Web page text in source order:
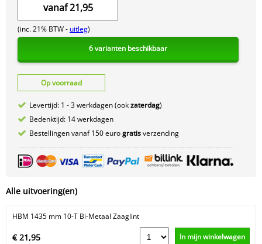
vanaf21,95
(inc. 21% BTW - uitleg)
6 varianten beschikbaar
Op voorraad
Levertijd: 1 - 3 werkdagen (ookzaterdag)
Bedenktijd: 14 werkdagen
Bestellingen vanaf 150 eurogratisverzending
Alle uitvoering(en)
HBM 1435 mm 10-T Bi-Metaal Zaaglint
€ 21,95 In mijn winkelwagen